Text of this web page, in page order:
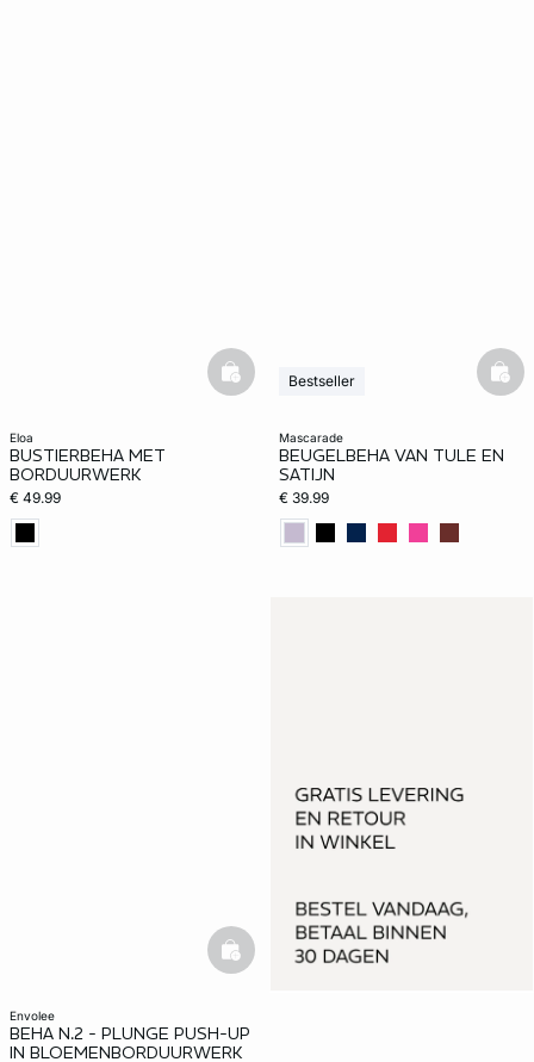
eloa
BUSTIERBEHA MET
BORDUURWERK
€ 49.99
basketfull
mascarade
BEUGELBEHA VAN TULE EN
SATIJN
€ 39.99
Bestseller
envolee
BEHA N.2 - PLUNGE PUSH-UP
IN BLOEMENBORDUURWERK
basketfull